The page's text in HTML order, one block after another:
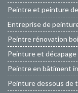
Peintre et peinture
Entreprise de
Peintre rénovation
Peinture et
Peintre en bâtiment
Peinture dessous de